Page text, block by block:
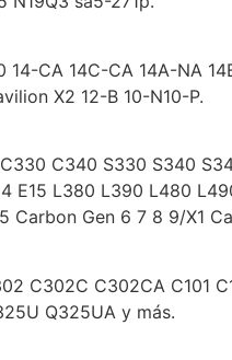
CA 14C-CA 14A-NA
X2 12-B 10-N10-P.
C340 S330 S340
E15 L380 L390 L480
Carbon Gen 6 7 8 9/X1
C302C C302CA C101
Q325UA y más.